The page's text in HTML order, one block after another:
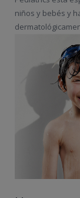
niños y bebés y